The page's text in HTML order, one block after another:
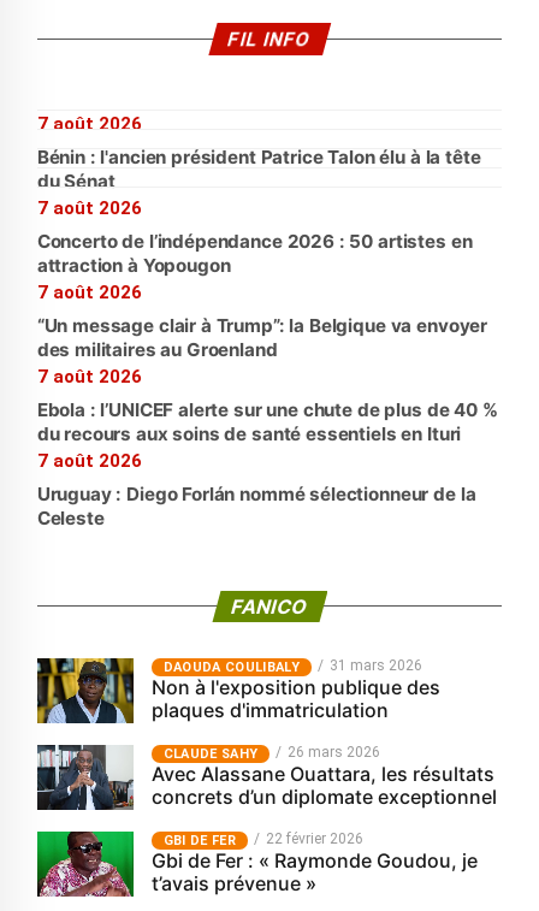
FIL INFO
7 août 2026
Bénin : l'ancien président Patrice Talon élu à la tête
du Sénat
7 août 2026
Concerto de l’indépendance 2026 : 50 artistes en
attraction à Yopougon
7 août 2026
“Un message clair à Trump”: la Belgique va envoyer
des militaires au Groenland
7 août 2026
Ebola : l’UNICEF alerte sur une chute de plus de 40 %
du recours aux soins de santé essentiels en Ituri
7 août 2026
Uruguay : Diego Forlán nommé sélectionneur de la
Celeste
FANICO
‎DAOUDA COULIBALY 31 mars 2026
Non à l'exposition publique des
plaques d'immatriculation
CLAUDE SAHY 26 mars 2026
Avec Alassane Ouattara, les résultats
concrets d’un diplomate exceptionnel
GBI DE FER 22 février 2026
Gbi de Fer : « Raymonde Goudou, je
t’avais prévenue »